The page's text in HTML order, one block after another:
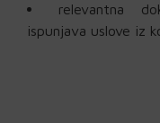
relevantna
ispunjava uslove iz